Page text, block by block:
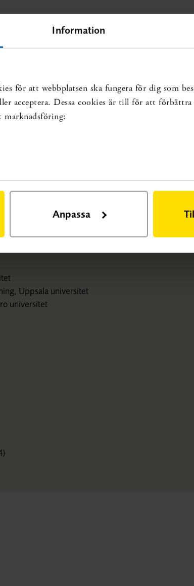
Information
för att webbplatsen ska fungera för dig som
acceptera. Dessa cookies är till för att
Anpassa
och rättviseaspekterna utvärderas och
kan ha svårt att tillgodogöra sig sådan
andra behandlingar vid psykiatriska
utvärdering (SBU); 2021. SBU
337
Uppsala universitet
universitet